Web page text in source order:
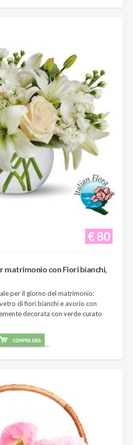
€ 80
matrimonio con Fiori bianchi,
per il giorno del matrimonio:
di fiori bianchi e avorio con
decorata con verde curato